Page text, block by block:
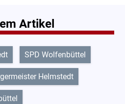
Artikel
SPD Wolfenbüttel
Helmstedt